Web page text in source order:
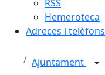
RSS
Hemeroteca
Adreces i telèfons
Ajuntament